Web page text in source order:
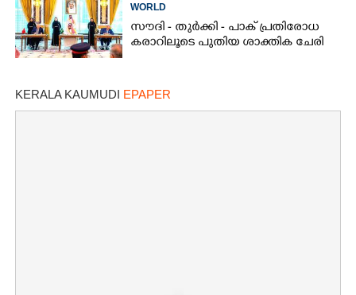
WORLD
സൗദി - തുർക്കി - പാക് പ്രതിരോധ
കരാറിലൂടെ പുതിയ ശാക്തിക ചേരി
KERALA KAUMUDI EPAPER